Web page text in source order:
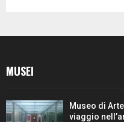
MUSEI
Museo di
viaggio